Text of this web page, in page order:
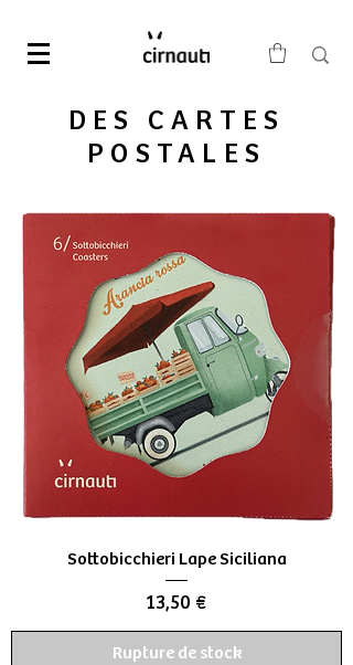
DES CARTES
POSTALES
Sottobicchieri Lape Siciliana
Prix
13,50 €
Rupture de stock